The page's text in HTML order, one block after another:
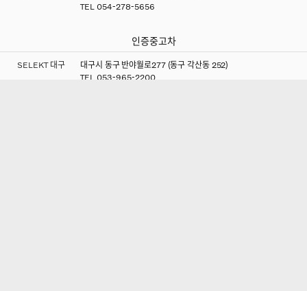
TEL 054-278-5656
인증중고차
SELEKT 대구
대구시 동구 반야월로277 (동구 각산동 252)
TEL 053-965-2200